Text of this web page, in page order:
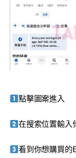
點擊圖案進入
在搜索位置輸入
看到你想購買的